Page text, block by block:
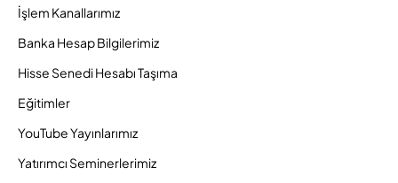
İşlem Kanallarımız
Banka Hesap Bilgilerimiz
Hisse Senedi Hesabı Taşıma
Eğitimler
YouTube Yayınlarımız
Yatırımcı Seminerlerimiz